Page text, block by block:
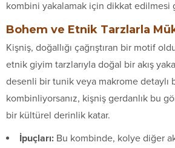
kombini yakalamak için dikkat edilmesi
Bohem ve Etnik Tarzlarla
Kişniş, doğallığı çağrıştıran bir motif
etnik giyim tarzlarıyla doğal bir akış
desenli bir tunik veya makrome detaylı
kombinliyorsanız, kişniş gerdanlık bu
bir kültürel derinlik katar.
İpuçları: Bu kombinde, kolye diğer